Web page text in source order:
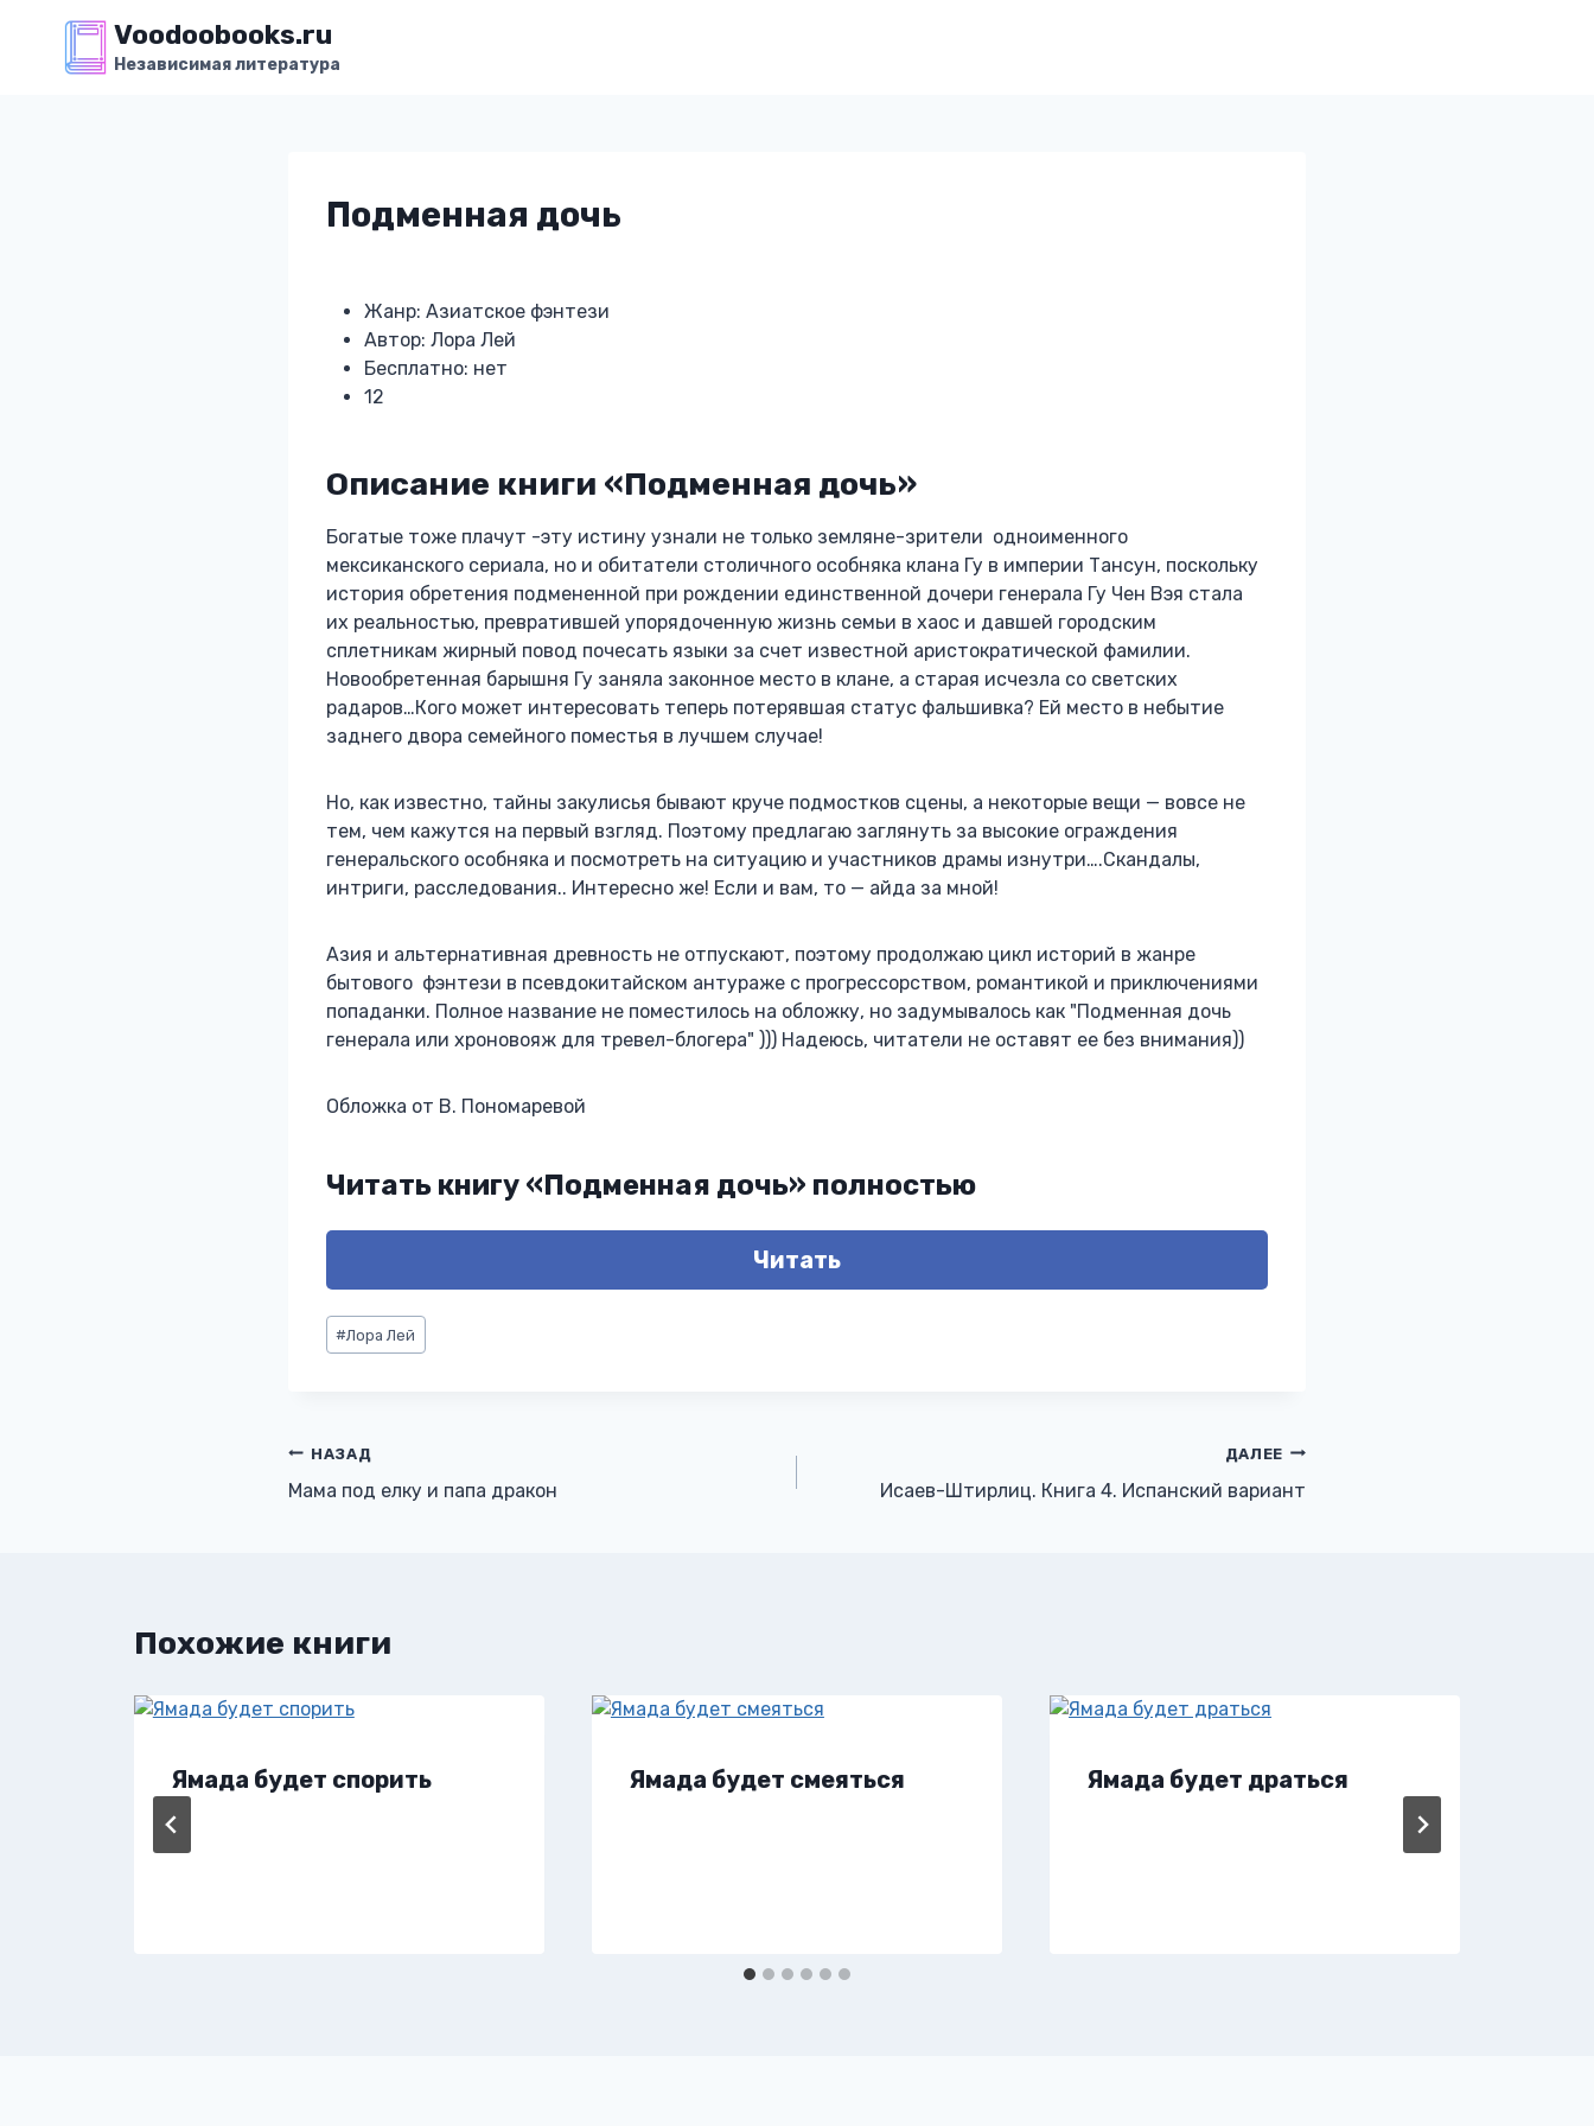
содержимому
Voodoobooks.ru
Независимая литература
Подменная дочь
Жанр: Азиатское фэнтези
Автор: Лора Лей
Бесплатно: нет
12
Описание книги «Подменная дочь»
Богатые тоже плачут -эту истину узнали не только земляне-зрители одноименного
мексиканского сериала, но и обитатели столичного особняка клана Гу в империи Тансун, поскольку
история обретения подмененной при рождении единственной дочери генерала Гу Чен Вэя стала
их реальностью, превратившей упорядоченную жизнь семьи в хаос и давшей городским
сплетникам жирный повод почесать языки за счет известной аристократической фамилии.
Новообретенная барышня Гу заняла законное место в клане, а старая исчезла со светских
радаров…Кого может интересовать теперь потерявшая статус фальшивка? Ей место в небытие
заднего двора семейного поместья в лучшем случае!
Но, как известно, тайны закулисья бывают круче подмостков сцены, а некоторые вещи — вовсе не
тем, чем кажутся на первый взгляд. Поэтому предлагаю заглянуть за высокие ограждения
генеральского особняка и посмотреть на ситуацию и участников драмы изнутри….Скандалы,
интриги, расследования.. Интересно же! Если и вам, то — айда за мной!
Азия и альтернативная древность не отпускают, поэтому продолжаю цикл историй в жанре
бытового фэнтези в псевдокитайском антураже с прогрессорством, романтикой и приключениями
попаданки. Полное название не поместилось на обложку, но задумывалось как "Подменная дочь
генерала или хроновояж для тревел-блогера" ))) Надеюсь, читатели не оставят ее без внимания))
Обложка от В. Пономаревой
Читать книгу «Подменная дочь» полностью
Читать
Метки
записи:
#Лора Лей
Навигация
по
НАЗАД
Мама под елку и папа дракон
ДАЛЕЕ
Исаев-Штирлиц. Книга 4. Испанский вариант
Похожие книги
Ямада будет спорить Ямада будет смеяться Ямада будет драться